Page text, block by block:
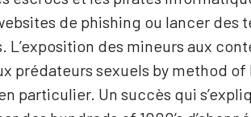
de phishing ou lancer
L’exposition des mineurs aux
prédateurs sexuels by method
particulier. Un succès qui